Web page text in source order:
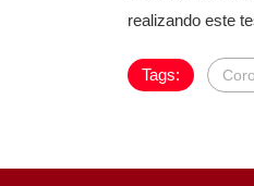
realizando este
Tags: